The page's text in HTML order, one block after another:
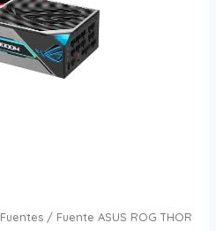
Fuentes/ Fuente ASUS ROG THOR